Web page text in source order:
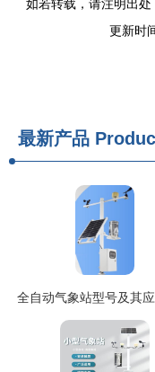
如若转载，请注明出
更新时
最新产品
全自动气象站型号及其